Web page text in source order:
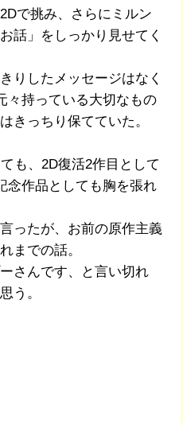
で挑み、さらにミルン
話」をしっかり見せてく
りしたメッセージはなく
々持っている大切なもの
きっちり保てていた。
も、2D復活2作目として
念作品としても胸を張れ
ったが、お前の原作主義
までの話。
さんです、と言い切れ
う。